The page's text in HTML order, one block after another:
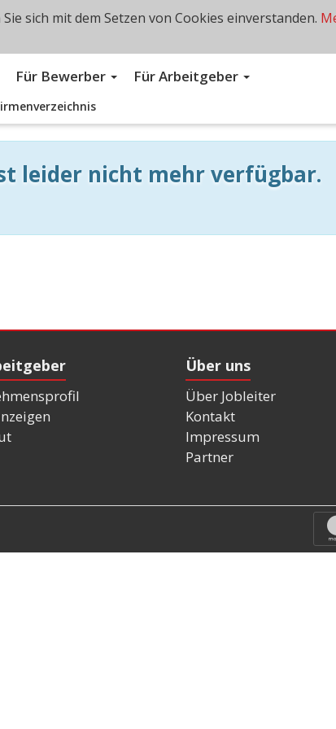
Für Bewerber Für Arbeitgeber
leider nicht mehr verfügbar.
Über uns
Über Jobleiter
Kontakt
Impressum
Partner
sich mit dem Setzen von Cookies einverstanden.